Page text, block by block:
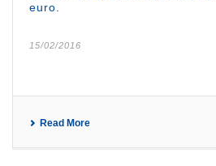
euro.
15/02/2016
Read More